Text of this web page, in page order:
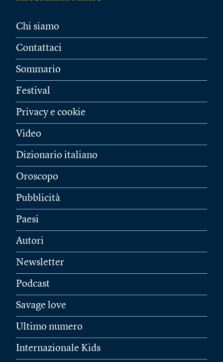
Chi siamo
Contattaci
Sommario
Festival
Privacy e cookie
Video
Dizionario italiano
Oroscopo
Pubblicità
Paesi
Autori
Newsletter
Podcast
Savage love
Ultimo numero
Internazionale Kids